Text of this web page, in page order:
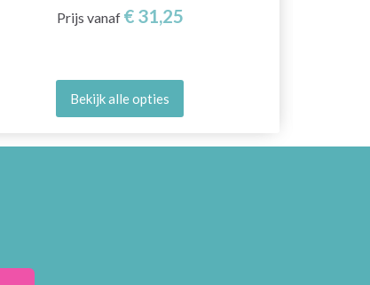
Prijs vanaf € 31,25
Bekijk alle opties